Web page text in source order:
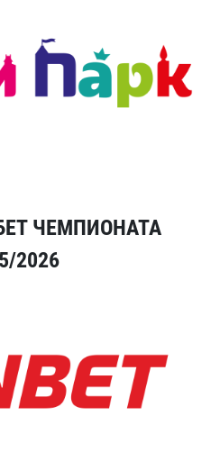
ЧЕМПИОНАТА
2026